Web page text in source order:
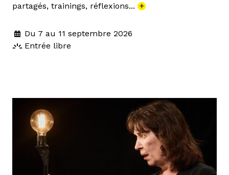
partagés, trainings, réflexions... +
Du 7 au 11 septembre 2026
Entrée libre